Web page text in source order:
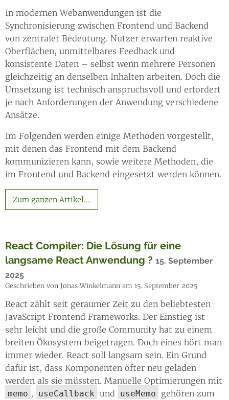
In modernen Webanwendungen ist die
Synchronisierung zwischen Frontend und Backend
von zentraler Bedeutung. Nutzer erwarten reaktive
Oberflächen, unmittelbares Feedback und
konsistente Daten – selbst wenn mehrere Personen
gleichzeitig an denselben Inhalten arbeiten. Doch die
Umsetzung ist technisch anspruchsvoll und erfordert
je nach Anforderungen der Anwendung verschiedene
Ansätze.
Im Folgenden werden einige Methoden vorgestellt,
mit denen das Frontend mit dem Backend
kommunizieren kann, sowie weitere Methoden, die
im Frontend und Backend eingesetzt werden können.
Zum ganzen Artikel...
React Compiler: Die Lösung für eine
langsame React Anwendung ? 15. September
2025
Geschrieben von Jonas Winkelmann am 15. September 2025
React zählt seit geraumer Zeit zu den beliebtesten
JavaScript Frontend Frameworks. Der Einstieg ist
sehr leicht und die große Community hat zu einem
breiten Ökosystem beigetragen. Doch eines hört man
immer wieder. React soll langsam sein. Ein Grund
dafür ist, dass Komponenten öfter neu geladen
werden als sie müssten. Manuelle Optimierungen mit
memo , useCallback und useMemo
gehören zum